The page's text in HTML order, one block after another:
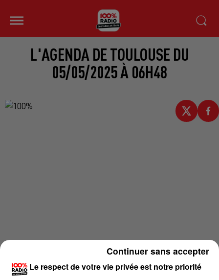
L'AGENDA DE TOULOUSE DU
05/05/2025 À 06H48
Le respect de votre vie privée est notre priorité
Continuer sans accepter